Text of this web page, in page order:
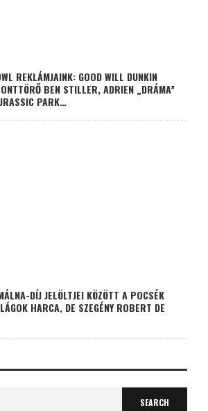
REKLÁMJAINK: GOOD WILL DUNKIN
BEN STILLER, ADRIEN „DRÁMA”
PARK…
DÍJ JELÖLTJEI KÖZÖTT A POCSÉK
HARCA, DE SZEGÉNY ROBERT DE